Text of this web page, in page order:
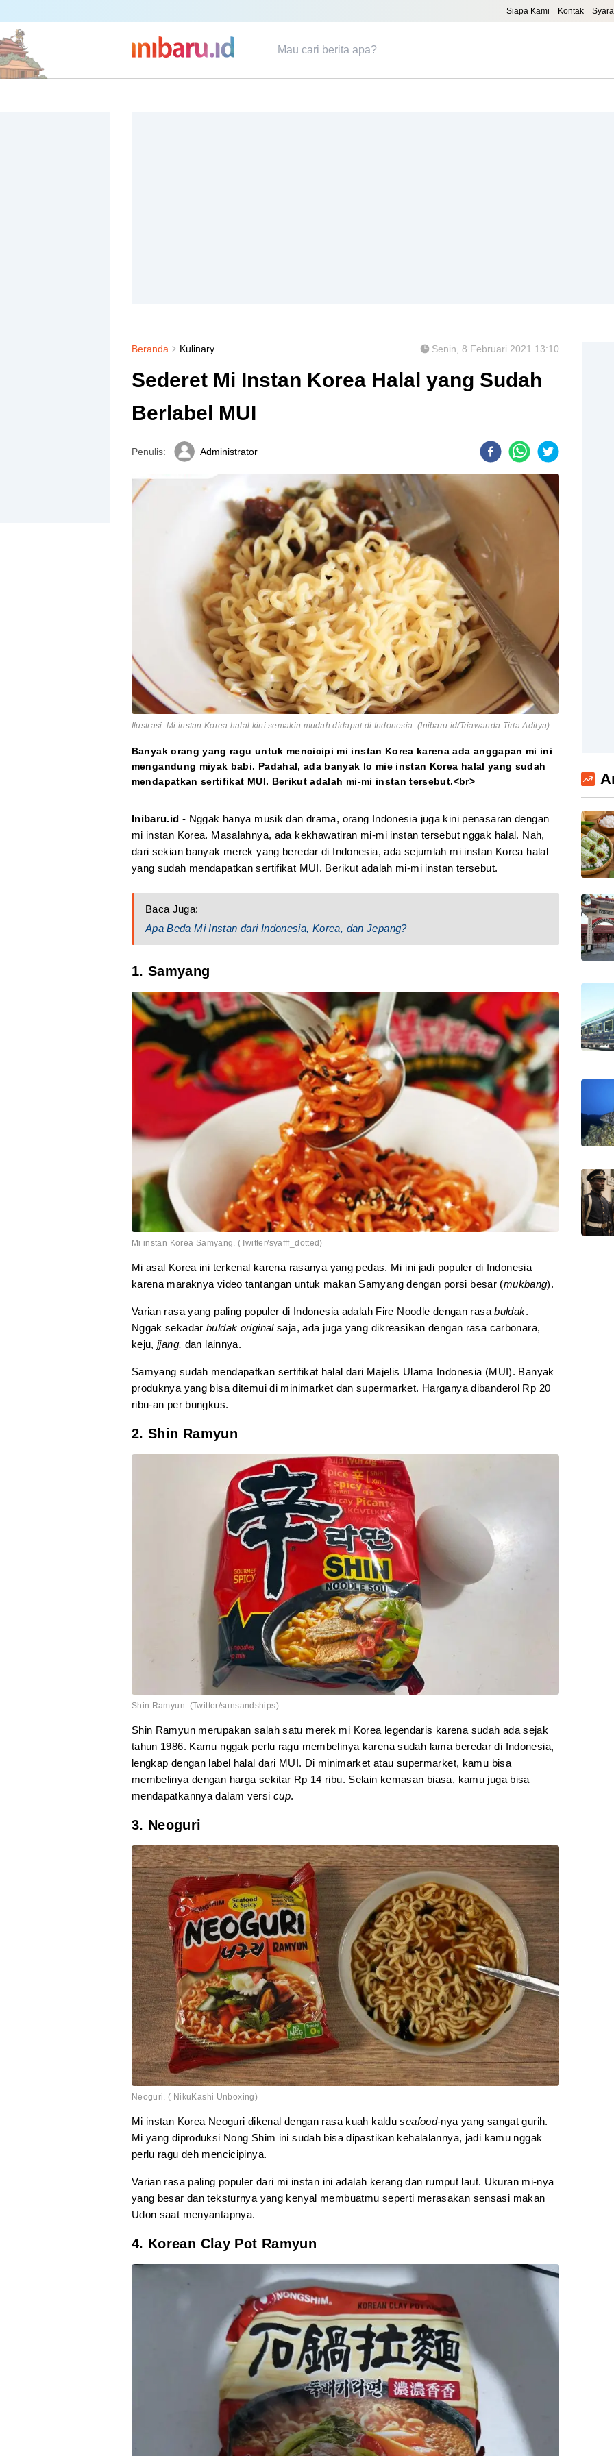
Siapa Kami Kontak
Beranda Kulinary Senin, 8 Februari 2021 13:10
Sederet Mi Instan Korea Halal yang Sudah
Berlabel MUI
Penulis: Administrator
Ilustrasi: Mi instan Korea halal kini semakin mudah didapat di Indonesia. (Inibaru.id/Triawanda Tirta Aditya)
Banyak orang yang ragu untuk mencicipi mi instan Korea karena ada anggapan mi ini
mengandung miyak babi. Padahal, ada banyak lo mie instan Korea halal yang sudah
mendapatkan sertifikat MUI. Berikut adalah mi-mi instan tersebut.<br>
Inibaru.id - Nggak hanya musik dan drama, orang Indonesia juga kini penasaran dengan
mi instan Korea. Masalahnya, ada kekhawatiran mi-mi instan tersebut nggak halal. Nah,
dari sekian banyak merek yang beredar di Indonesia, ada sejumlah mi instan Korea halal
yang sudah mendapatkan sertifikat MUI. Berikut adalah mi-mi instan tersebut.
Baca Juga:
Apa Beda Mi Instan dari Indonesia, Korea, dan Jepang?
1. Samyang
Mi instan Korea Samyang. (Twitter/syafff_dotted)
Mi asal Korea ini terkenal karena rasanya yang pedas. Mi ini jadi populer di Indonesia
karena maraknya video tantangan untuk makan Samyang dengan porsi besar (mukbang).
Varian rasa yang paling populer di Indonesia adalah Fire Noodle dengan rasabuldak.
Nggak sekadarbuldak originalsaja, ada juga yang dikreasikan dengan rasa carbonara,
keju,jjang, dan lainnya.
Samyang sudah mendapatkan sertifikat halal dari Majelis Ulama Indonesia (MUI). Banyak
produknya yang bisa ditemui di minimarket dan supermarket. Harganya dibanderol Rp 20
ribu-an per bungkus.
2. Shin Ramyun
Shin Ramyun. (Twitter/sunsandships)
Shin Ramyun merupakan salah satu merek mi Korea legendaris karena sudah ada sejak
tahun 1986. Kamu nggak perlu ragu membelinya karena sudah lama beredar di Indonesia,
lengkap dengan label halal dari MUI. Di minimarket atau supermarket, kamu bisa
membelinya dengan harga sekitar Rp 14 ribu. Selain kemasan biasa, kamu juga bisa
mendapatkannya dalam versi cup.
3. Neoguri
Neoguri. ( NikuKashi Unboxing)
Mi instan Korea Neoguri dikenal dengan rasa kuah kalduseafood-nya yang sangat gurih.
Mi yang diproduksi Nong Shim ini sudah bisa dipastikan kehalalannya, jadi kamu nggak
perlu ragu deh mencicipinya.
Varian rasa paling populer dari mi instan ini adalah kerang dan rumput laut. Ukuran mi-nya
yang besar dan teksturnya yang kenyal membuatmu seperti merasakan sensasi makan
Udon saat menyantapnya.
4. Korean Clay Pot Ramyun